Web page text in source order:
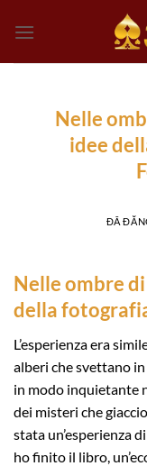
đến
Nelle
idee
ĐÃ
Nelle ombre
della
L’esperienza era
alberi che svettano
in modo inquietante
dei misteri che
stata un’esperienza
ho finito il libro,